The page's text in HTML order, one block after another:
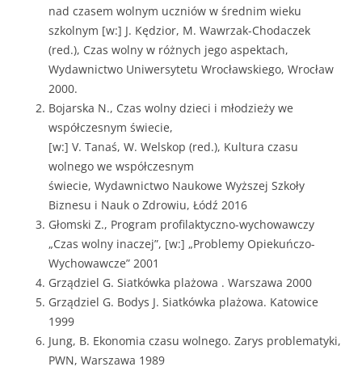
nad czasem wolnym uczniów w średnim wieku
szkolnym [w:] J. Kędzior, M. Wawrzak-Chodaczek
(red.), Czas wolny w różnych jego aspektach,
Wydawnictwo Uniwersytetu Wrocławskiego, Wrocław
2000.
Bojarska N., Czas wolny dzieci i młodzieży we
współczesnym świecie,
[w:] V. Tanaś, W. Welskop (red.), Kultura czasu
wolnego we współczesnym
świecie, Wydawnictwo Naukowe Wyższej Szkoły
Biznesu i Nauk o Zdrowiu, Łódź 2016
Głomski Z., Program profilaktyczno-wychowawczy
„Czas wolny inaczej”, [w:] „Problemy Opiekuńczo-
Wychowawcze” 2001
Grządziel G. Siatkówka plażowa . Warszawa 2000
Grządziel G. Bodys J. Siatkówka plażowa. Katowice
1999
Jung, B. Ekonomia czasu wolnego. Zarys problematyki,
PWN, Warszawa 1989